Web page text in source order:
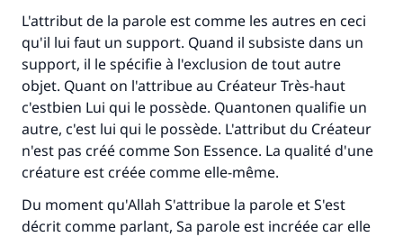
L'attribut de la parole est comme les autres en ceci
qu'il lui faut un support. Quand il subsiste dans un
support, il le spécifie à l'exclusion de tout autre
objet. Quant on l'attribue au Créateur Très-haut
c'estbien Lui qui le possède. Quantonen qualifie un
autre, c'est lui qui le possède. L'attribut du Créateur
n'est pas créé comme Son Essence. La qualité d'une
créature est créée comme elle-même.
Du moment qu'Allah S'attribue la parole et S'est
décrit comme parlant, Sa parole est incréée car elle